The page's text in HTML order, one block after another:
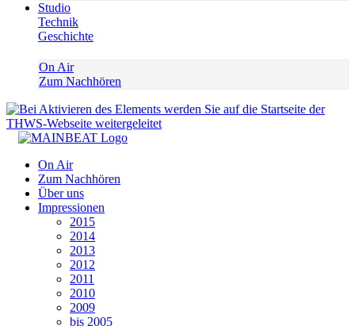
Studio
Technik
Geschichte
On Air
Zum Nachhören
On Air
Zum Nachhören
Über uns
Impressionen
2015
2014
2013
2012
2011
2010
2009
bis 2005